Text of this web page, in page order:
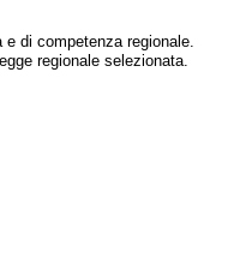
di competenza regionale.
regionale selezionata.